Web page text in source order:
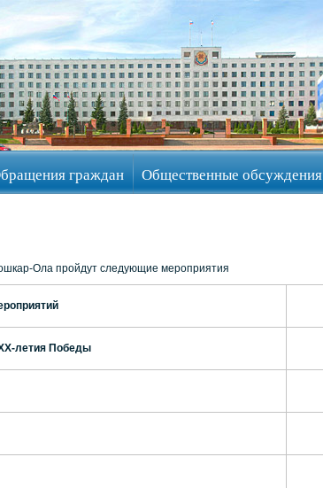
граждан Общественные обсуждения
Ола пройдут следующие мероприятия
летия Победы